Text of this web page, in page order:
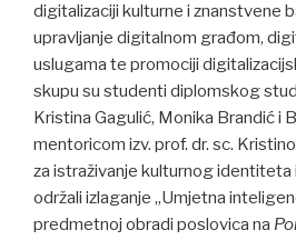
digitalizaciji kulturne i znanstvene
upravljanje digitalnom građom,
uslugama te promociji
skupu su studenti diplomskog
Kristina Gagulić, Monika Brandić i
mentoricom izv. prof. dr. sc.
za istraživanje kulturnog identiteta
održali izlaganje „Umjetna
predmetnoj obradi poslovica na